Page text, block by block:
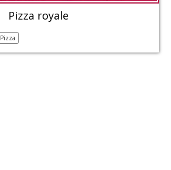
Pizza royale
Pizza